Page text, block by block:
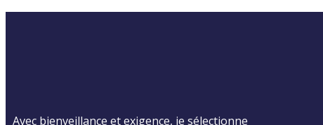
Avec bienveillance et exigence, je sélectionne